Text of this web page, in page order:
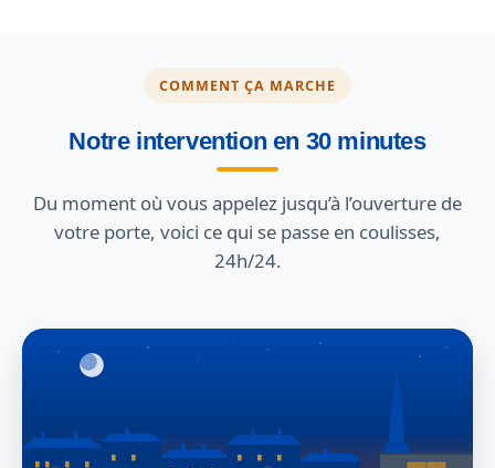
COMMENT ÇA MARCHE
Notre intervention en 30 minutes
Du moment où vous appelez jusqu’à l’ouverture de
votre porte, voici ce qui se passe en coulisses,
24h/24.